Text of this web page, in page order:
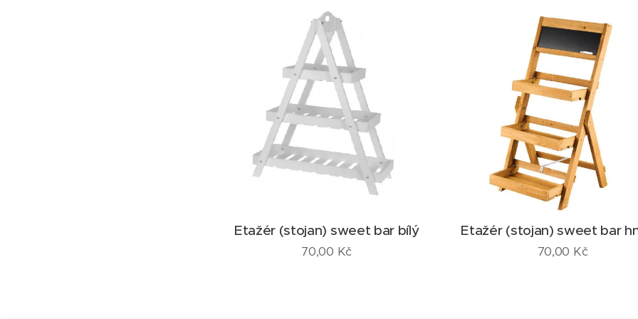
Etažér (stojan) sweet bar bílý
70,00 Kč
Etažér (stojan) sweet bar
70,00 Kč